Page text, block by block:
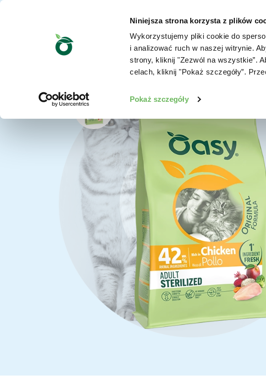
Niniejsza strona korzysta z plików
Wykorzystujemy pliki cookie do
i analizować ruch w naszej witrynie.
strony, kliknij "Zezwól na wszystkie”.
celach, kliknij "Pokaż szczegóły”.
Pokaż szczegóły